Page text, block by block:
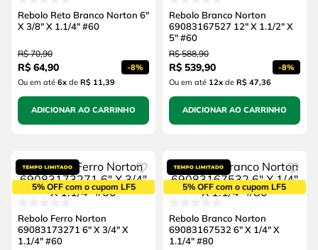
Rebolo Reto Branco Norton 6"
X 3/8" X 1.1/4" #60
R$ 70,90
R$ 64,90 -8%
Ou em até 6xde R$ 11,39
ADICIONAR AO CARRINHO
Rebolo Branco Norton
69083167527 12" X 1.1/2" X
5" #60
R$ 588,90
R$ 539,90 -8%
Ou em até 12xde R$ 47,36
ADICIONAR AO CARRINHO
5% OFF com o cupom LF5
Rebolo Ferro Norton
69083173271 6" X 3/4" X
1.1/4" #60
5% OFF com o cupom LF5
Rebolo Branco Norton
69083167532 6" X 1/4" X
1.1/4" #80